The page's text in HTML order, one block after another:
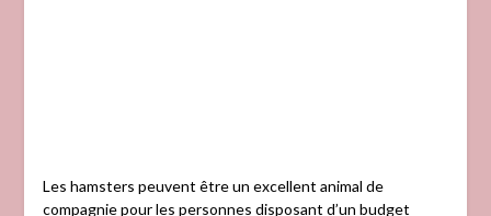
Les hamsters peuvent être un excellent animal de
compagnie pour les personnes disposant d’un budget